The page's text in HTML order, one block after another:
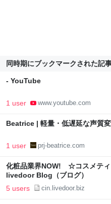
同時期にブックマークされた記
- YouTube
1 user www.youtube.com
Beatrice | 軽量・低遅延な声質
1 user prj-beatrice.com
化粧品業界NOW! ☆コスメテ
livedoor Blog（ブログ）
5 users cin.livedoor.biz